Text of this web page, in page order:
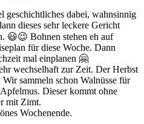
geschichtliches dabei, wahnsinnig
dieses sehr leckere Gericht
😃😉 Bohnen stehen eh auf
für diese Woche. Dann
mal einplanen 🤗
wechselhaft zur Zeit. Der Herbst
sammeln schon Walnüsse für
Dieser kommt ohne
mit Zimt.
Wochenende.